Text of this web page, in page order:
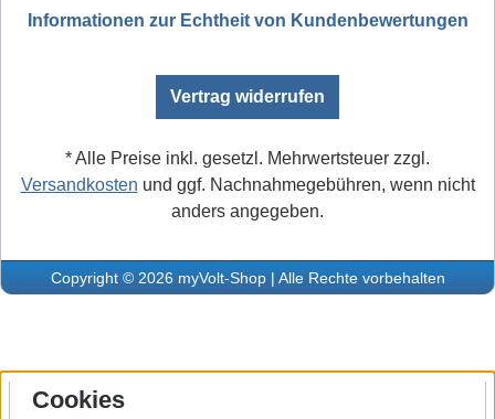
Informationen zur Echtheit von Kundenbewertungen
Vertrag widerrufen
* Alle Preise inkl. gesetzl. Mehrwertsteuer zzgl.
Versandkosten und ggf. Nachnahmegebühren, wenn nicht
anders angegeben.
Copyright © 2026 myVolt-Shop | Alle Rechte vorbehalten
Cookies